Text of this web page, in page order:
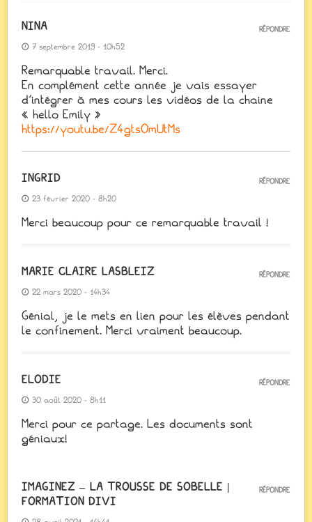
NINA
7 septembre 2019 - 10h52
Remarquable travail. Merci.
En complément cette année je vais essayer
d’intégrer à mes cours les vidéos de la chaine
« hello Emily »
https://youtu.be/Z4gtsOmUtMs
RÉPONDRE
INGRID
23 février 2020 - 8h20
Merci beaucoup pour ce remarquable travail !
RÉPONDRE
MARIE CLAIRE LASBLEIZ
22 mars 2020 - 14h34
Génial, je le mets en lien pour les élèves pendant
le confinement. Merci vraiment beaucoup.
RÉPONDRE
ELODIE
30 août 2020 - 8h11
Merci pour ce partage. Les documents sont
géniaux!
RÉPONDRE
IMAGINEZ – LA TROUSSE DE SOBELLE |
FORMATION DIVI
RÉPONDRE